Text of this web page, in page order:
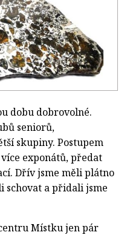
dobu dobrovolné.
seniorů,
skupiny. Postupem
exponátů, předat
Dřív jsme měli plátno
schovat a přidali jsme
Místku jen pár